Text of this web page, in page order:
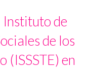
Instituto de
de los
(ISSSTE) en